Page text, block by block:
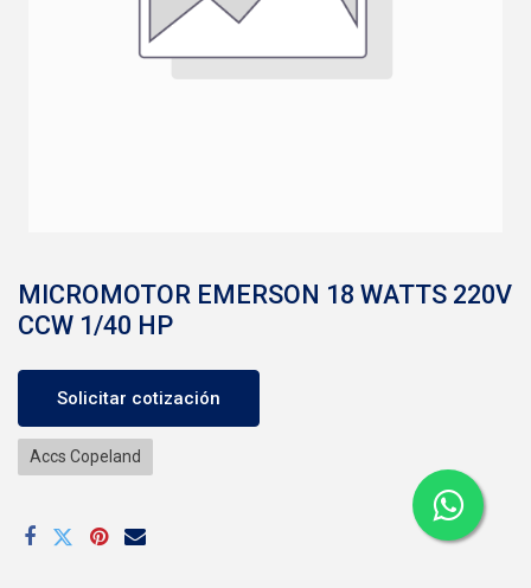
MICROMOTOR EMERSON 18 WATTS 220V
CCW 1/40 HP
Solicitar cotización
Accs Copeland